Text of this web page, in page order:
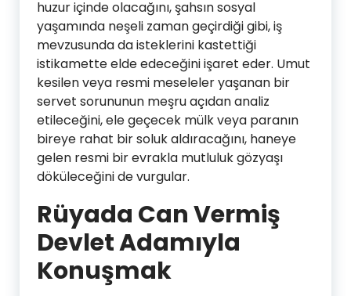
huzur içinde olacağını, şahsın sosyal
yaşamında neşeli zaman geçirdiği gibi, iş
mevzusunda da isteklerini kastettiği
istikamette elde edeceğini işaret eder. Umut
kesilen veya resmi meseleler yaşanan bir
servet sorununun meşru açıdan analiz
etileceğini, ele geçecek mülk veya paranın
bireye rahat bir soluk aldıracağını, haneye
gelen resmi bir evrakla mutluluk gözyaşı
döküleceğini de vurgular.
Rüyada Can Vermiş
Devlet Adamıyla
Konuşmak